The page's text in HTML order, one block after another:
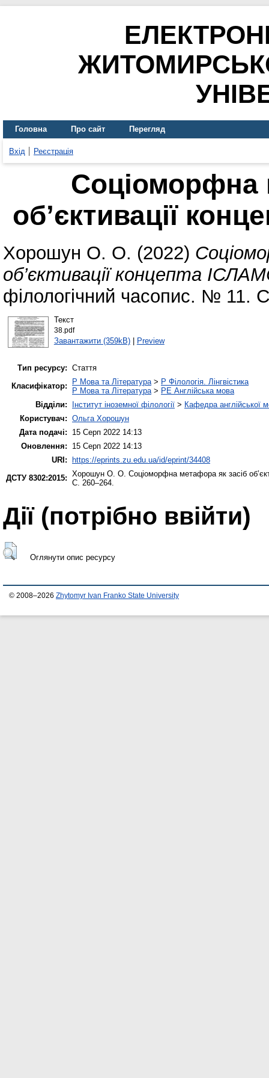
Головна Про сайт Перегляд
Вхід Реєстрація
Соціоморфна
об’єктивації
Хорошун О. О. (2022)
об’єктивації концепта
філологічний часопис. № 11.
Текст
38.pdf
Завантажити (359kB)| Preview
Тип ресурсу: Стаття
Класифікатор:
P Мова та Література> P Філологія. Лінгвістика
P Мова та Література> PE Англійська мова
Відділи:
Інститут іноземної філології > Кафедра англійської
Користувач: Ольга Хорошун
Дата подачі:
15 Серп 2022 14:13
Оновлення:
15 Серп 2022 14:13
URI:
https://eprints.zu.edu.ua/id/eprint/34408
ДСТУ 8302:2015: Хорошун О. О. Соціоморфна метафора як засіб
С. 260–264.
Дії ​​(потрібно ввійти)
Оглянути опис ресурсу
© 2008–2026 Zhytomyr Ivan Franko State University